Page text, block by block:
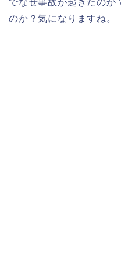
でなぜ事故が起きたのか
のか？気になりますね。